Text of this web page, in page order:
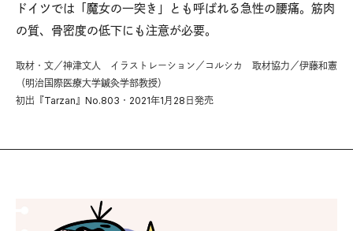
ドイツでは「魔女の一突き」とも呼ばれる急性の腰痛。筋肉
の質、骨密度の低下にも注意が必要。
取材・文／神津文人 イラストレーション／コルシカ 取材協力／伊藤和憲
（明治国際医療大学鍼灸学部教授）
初出『Tarzan』No.803・2021年1月28日発売